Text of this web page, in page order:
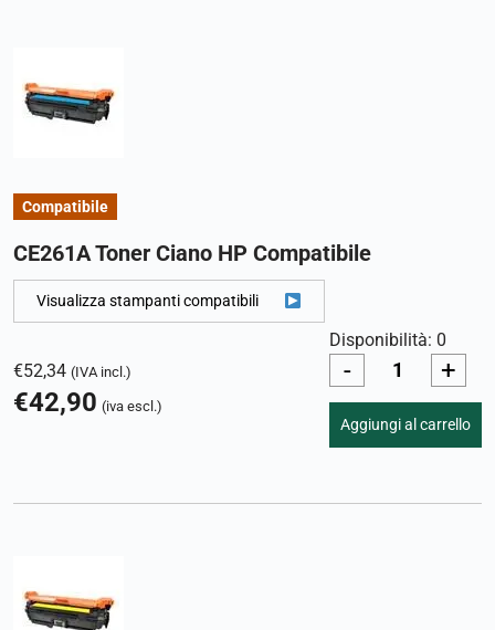
Compatibile
CE261A Toner Ciano HP Compatibile
Visualizza stampanti compatibili
€52,34 (IVA incl.)
€42,90 (iva escl.)
Disponibilità: 0
- +
Aggiungi al carrello